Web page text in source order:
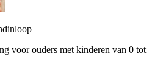
voor ouders met kinderen van 0 tot